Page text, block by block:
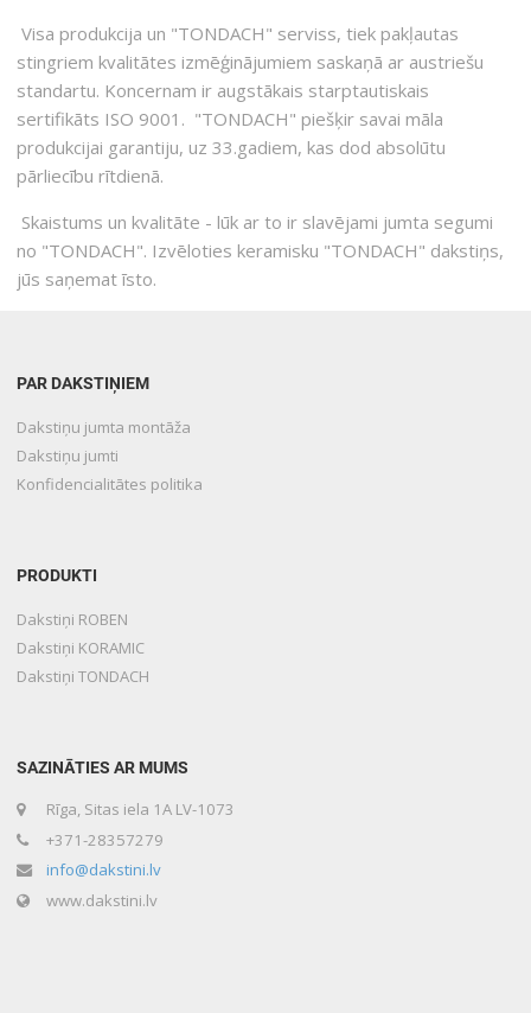
Visa produkcija un "TONDACH" serviss, tiek pakļautas
stingriem kvalitātes izmēģinājumiem saskaņā ar austriešu
standartu. Koncernam ir augstākais starptautiskais
sertifikāts ISO 9001. "TONDACH" piešķir savai māla
produkcijai garantiju, uz 33.gadiem, kas dod absolūtu
pārliecību rītdienā.
Skaistums un kvalitāte - lūk ar to ir slavējami jumta segumi
no "TONDACH". Izvēloties keramisku "TONDACH" dakstiņs,
jūs saņemat īsto.
PAR DAKSTIŅIEM
Dakstiņu jumta montāža
Dakstiņu jumti
Konfidencialitātes politika
PRODUKTI
Dakstiņi ROBEN
Dakstiņi KORAMIC
Dakstiņi TONDACH
SAZINĀTIES AR MUMS
Rīga, Sitas iela 1A LV-1073
+371-28357279
info@dakstini.lv
www.dakstini.lv